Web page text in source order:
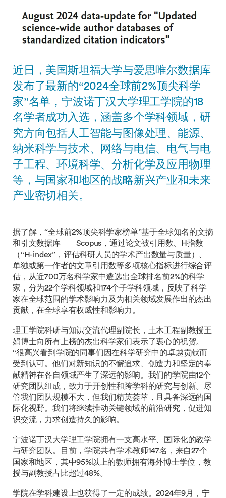
近日，美国斯坦福大学与爱思唯尔数据库
发布了最新的“2024全球前2%顶尖科学
家”名单，宁波诺丁汉大学理工学院的18
名学者成功入选，涵盖多个学科领域，研
究方向包括人工智能与图像处理、能源、
纳米科学与技术、网络与电信、电气与电
子工程、环境科学、分析化学及应用物理
等，与国家和地区的战略新兴产业和未来
产业密切相关。
据了解，“全球前2%顶尖科学家榜单”基于全球知名的文摘
和引文数据库——Scopus，通过论文被引用数、H指数
（“H-index”，评估科研人员的学术产出数量与质量）、
单独或第一作者的文章引用数等多项核心指标进行综合评
估，从近700万名科学家中遴选出全球排名前2%的科学
家，分为22个学科领域和174个子学科领域，反映了科学
家在全球范围的学术影响力及为相关领域发展作出的杰出
贡献，在全球享有权威性和影响力。
理工学院科研与知识交流代理副院长，土木工程副教授王
娟博士向所有上榜的杰出科学家们表示了衷心的祝贺。
“很高兴看到学院的同事们因在科学研究中的卓越贡献而
受到认可。他们对新知识的不懈追求、创造力和坚定的奉
献精神在各自领域产生了深远的影响。我们的学院由12个
研究团队组成，致力于开创性和跨学科的研究与创新。尽
管我们团队规模不大，但我们精英荟萃，且具备深远的国
际化视野。我们将继续推动关键领域的前沿研究，促进知
识交流，力求创造持久的影响。
宁波诺丁汉大学理工学院拥有一支高水平、国际化的教学
与研究团队。目前，学院共有学术教师147名，来自27个
国家和地区，其中95%以上的教师拥有海外博士学位，教
授与副教授占比超过48%。
学院在学科建设上也获得了一定的成绩。2024年9月，宁